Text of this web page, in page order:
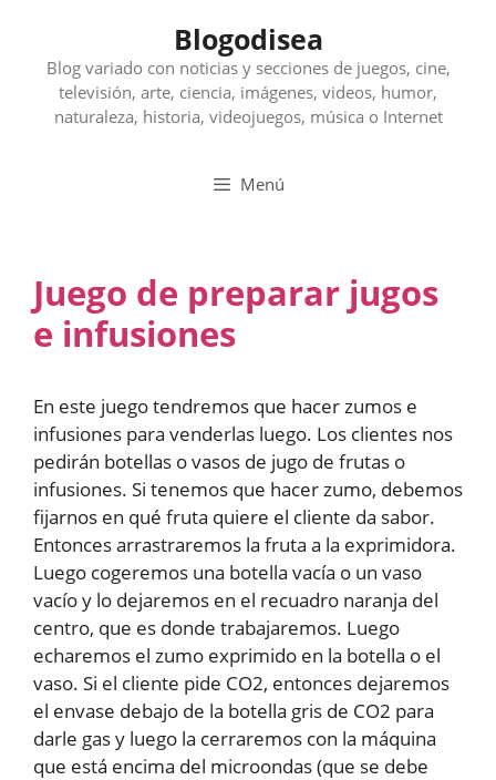
contenido
Blogodisea
Blog variado con noticias y secciones de juegos, cine,
televisión, arte, ciencia, imágenes, videos, humor,
naturaleza, historia, videojuegos, música o Internet
Menú
Juego de preparar jugos
e infusiones
En este juego tendremos que hacer zumos e
infusiones para venderlas luego. Los clientes nos
pedirán botellas o vasos de jugo de frutas o
infusiones. Si tenemos que hacer zumo, debemos
fijarnos en qué fruta quiere el cliente da sabor.
Entonces arrastraremos la fruta a la exprimidora.
Luego cogeremos una botella vacía o un vaso
vacío y lo dejaremos en el recuadro naranja del
centro, que es donde trabajaremos. Luego
echaremos el zumo exprimido en la botella o el
vaso. Si el cliente pide CO2, entonces dejaremos
el envase debajo de la botella gris de CO2 para
darle gas y luego la cerraremos con la máquina
que está encima del microondas (que se debe